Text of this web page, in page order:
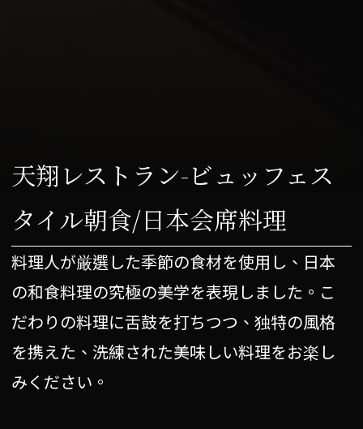
天翔レストラン-ビュッフェス
タイル朝食/日本会席料理
料理人が厳選した季節の食材を使用し、日本
の和食料理の究極の美学を表現しました。こ
だわりの料理に舌鼓を打ちつつ、独特の風格
を携えた、洗練された美味しい料理をお楽し
みください。